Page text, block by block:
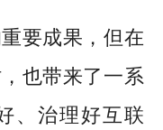
要成果，但在
也带来了一系
、治理好互联